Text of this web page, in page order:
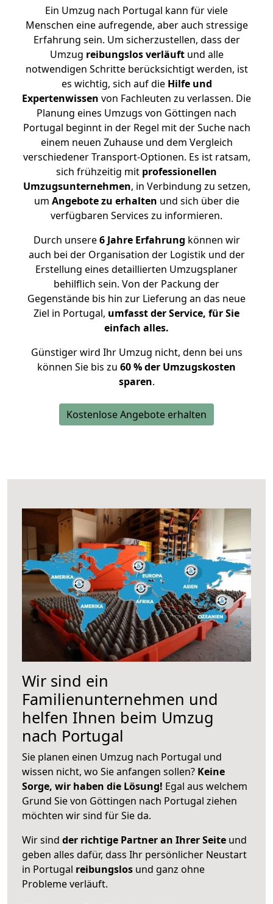
Ein Umzug nach Portugal kann für viele
Menschen eine aufregende, aber auch stressige
Erfahrung sein. Um sicherzustellen, dass der
Umzug reibungslos verläuftund alle
notwendigen Schritte berücksichtigt werden, ist
es wichtig, sich auf die Hilfe und
Expertenwissen von Fachleuten zu verlassen. Die
Planung eines Umzugs von Göttingen nach
Portugal beginnt in der Regel mit der Suche nach
einem neuen Zuhause und dem Vergleich
verschiedener Transport-Optionen. Es ist ratsam,
sich frühzeitig mit professionellen
Umzugsunternehmen, in Verbindung zu setzen,
um Angebote zu erhalten und sich über die
verfügbaren Services zu informieren.
Durch unsere6 Jahre Erfahrung können wir
auch bei der Organisation der Logistik und der
Erstellung eines detaillierten Umzugsplaner
behilflich sein. Von der Packung der
Gegenstände bis hin zur Lieferung an das neue
Ziel in Portugal, umfasst der Service, für Sie
einfach alles.
Günstiger wird Ihr Umzug nicht, denn bei uns
können Sie bis zu 60 % der Umzugskosten
sparen.
Kostenlose Angebote erhalten
Wir sind ein
Familienunternehmen und
helfen Ihnen beim Umzug
nach Portugal
Sie planen einen Umzug nach Portugal und
wissen nicht, wo Sie anfangen sollen? Keine
Sorge, wir haben die Lösung! Egal aus welchem
Grund Sie von Göttingen nach Portugal ziehen
möchten wir sind für Sie da.
Wir sind der richtige Partner an Ihrer Seite und
geben alles dafür, dass Ihr persönlicher Neustart
in Portugal reibungslos und ganz ohne
Probleme verläuft.